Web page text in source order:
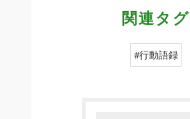
関連タグ
#行動語録